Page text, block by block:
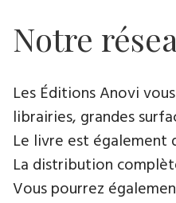
Notre
Les Éditions Anovi
librairies, grandes
Le livre est également
La distribution
Vous pourrez